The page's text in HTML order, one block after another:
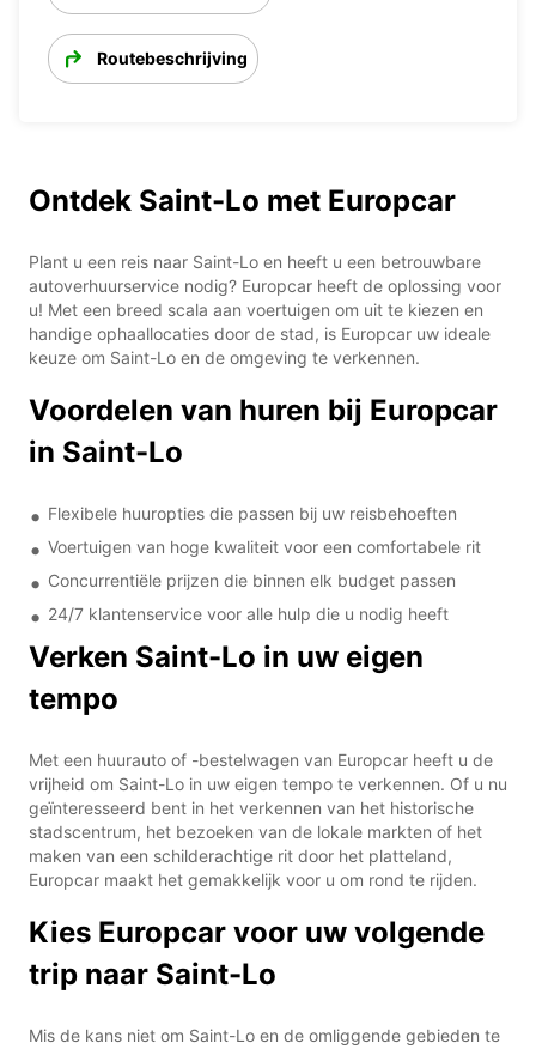
Routebeschrijving
Ontdek Saint-Lo met Europcar
Plant u een reis naar Saint-Lo en heeft u een betrouwbare
autoverhuurservice nodig? Europcar heeft de oplossing voor
u! Met een breed scala aan voertuigen om uit te kiezen en
handige ophaallocaties door de stad, is Europcar uw ideale
keuze om Saint-Lo en de omgeving te verkennen.
Voordelen van huren bij Europcar
in Saint-Lo
Flexibele huuropties die passen bij uw reisbehoeften
Voertuigen van hoge kwaliteit voor een comfortabele rit
Concurrentiële prijzen die binnen elk budget passen
24/7 klantenservice voor alle hulp die u nodig heeft
Verken Saint-Lo in uw eigen
tempo
Met een huurauto of -bestelwagen van Europcar heeft u de
vrijheid om Saint-Lo in uw eigen tempo te verkennen. Of u nu
geïnteresseerd bent in het verkennen van het historische
stadscentrum, het bezoeken van de lokale markten of het
maken van een schilderachtige rit door het platteland,
Europcar maakt het gemakkelijk voor u om rond te rijden.
Kies Europcar voor uw volgende
trip naar Saint-Lo
Mis de kans niet om Saint-Lo en de omliggende gebieden te